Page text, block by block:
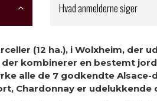
Hvad anmelderne siger
(12 ha.), i Wolxheim,
kombinerer en bestemt
alle ​​de 7 godkendte Alsace-
Chardonnay er